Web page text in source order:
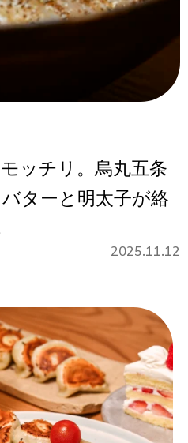
ッチリ。烏丸五条
ターと明太子が絡
2025.11.12